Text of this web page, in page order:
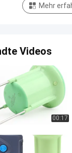
Mehr
Videos
00:17